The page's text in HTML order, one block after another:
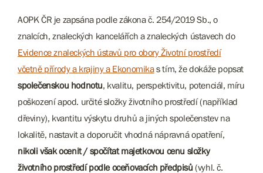
AOPK ČR je zapsána podle zákona č. 254/2019 Sb., o
znalcích, znaleckých kancelářích a znaleckých ústavech do
Evidence znaleckých ústavů pro obory Životní prostředí
včetně přírody a krajiny a Ekonomikas tím, že dokáže popsat
společenskou hodnotu, kvalitu, perspektivitu, potenciál, míru
poškození apod. určité složky životního prostředí (například
dřeviny), kvantitu výskytu druhů a jiných společenstev na
lokalitě, nastavit a doporučit vhodná nápravná opatření,
nikoli však ocenit / spočítat majetkovou cenu složky
životního prostředí podle oceňovacích předpisů (vyhl. č.